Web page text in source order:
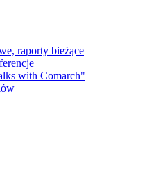
raporty bieżące
with Comarch"